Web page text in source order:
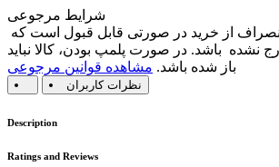
شرایط مرجوعی
نشده باشد. در صورت پلمپ بودن، کالا نباید
باز شده باشد. مشاهده قوانین مرجوعی
نظرات کاربران
Description
Ratings and Reviews